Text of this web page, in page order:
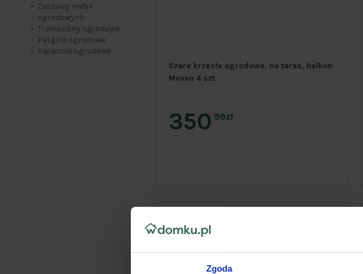
Zgoda
Szare krzesła ogrodowe, na taras, balkon
Meven 4 szt.
350 99zł
Zestawy mebli
ogrodowych
Trampoliny ogrodowe
Pergole ogrodowe
Parasole ogrodowe